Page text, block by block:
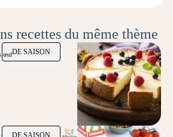
recettes du même thème
DE SAISON
œuf
DE SAISON